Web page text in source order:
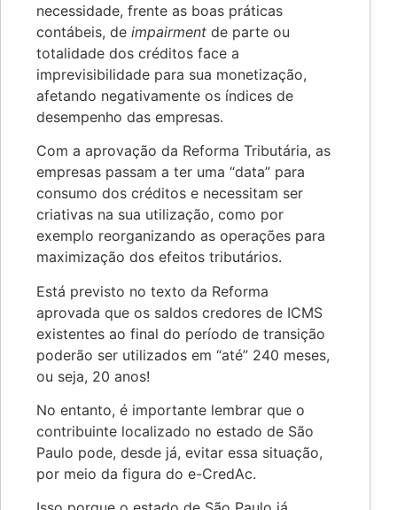
necessidade, frente as boas práticas
contábeis, de impairment de parte ou
totalidade dos créditos face a
imprevisibilidade para sua monetização,
afetando negativamente os índices de
desempenho das empresas.
Com a aprovação da Reforma Tributária, as
empresas passam a ter uma “data” para
consumo dos créditos e necessitam ser
criativas na sua utilização, como por
exemplo reorganizando as operações para
maximização dos efeitos tributários.
Está previsto no texto da Reforma
aprovada que os saldos credores de ICMS
existentes ao final do período de transição
poderão ser utilizados em “até” 240 meses,
ou seja, 20 anos!
No entanto, é importante lembrar que o
contribuinte localizado no estado de São
Paulo pode, desde já, evitar essa situação,
por meio da figura do e-CredAc.